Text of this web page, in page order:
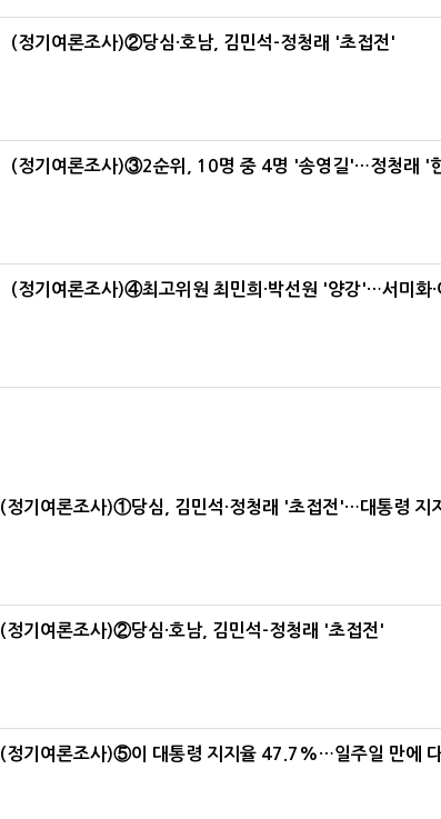
(정기여론조사)②당심·호남, 김민석-정청래 '초접전'
(정기여론조사)③2순위, 10명 중 4명 '송영길'…정청래 '
(정기여론조사)④최고위원 최민희·박선원 '양강'…서미화·
(정기여론조사)①당심, 김민석·정청래 '초접전'…대통령
(정기여론조사)②당심·호남, 김민석-정청래 '초접전'
(정기여론조사)⑤이 대통령 지지율 47.7%…일주일 만에